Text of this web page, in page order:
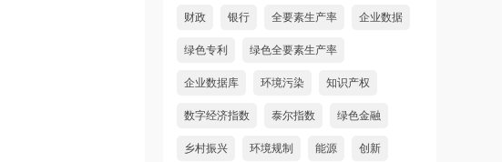
财政 银行 全要素生产率 企业数据
绿色专利 绿色全要素生产率
企业数据库 环境污染 知识产权
数字经济指数 泰尔指数 绿色金融
乡村振兴 环境规制 能源 创新